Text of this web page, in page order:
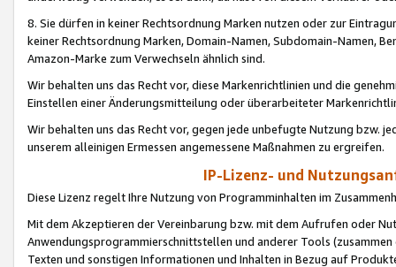
8. Sie dürfen in keiner Rechtsordnung Marken nutzen oder zur
keiner Rechtsordnung Marken, Domain-Namen, Subdomain-Namen,
Amazon-Marke zum Verwechseln ähnlich sind.
Wir behalten uns das Recht vor, diese Markenrichtlinien und die
Einstellen einer Änderungsmitteilung oder überarbeiteter
Wir behalten uns das Recht vor, gegen jede unbefugte Nutzung bzw.
unserem alleinigen Ermessen angemessene Maßnahmen zu ergreifen.
IP-Lizenz- und
Diese Lizenz regelt Ihre Nutzung von Programminhalten im
Mit dem Akzeptieren der Vereinbarung bzw. mit dem Aufrufen oder
Anwendungsprogrammierschnittstellen und anderer Tools (zusammen
Texten und sonstigen Informationen und Inhalten in Bezug auf